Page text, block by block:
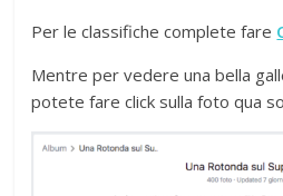
Per le classifiche complete fare
Mentre per vedere una bella
potete fare click sulla foto qua